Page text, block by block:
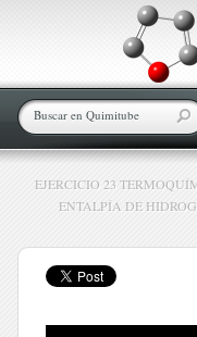
EJERCICIO 23
ENTALPÍA DE